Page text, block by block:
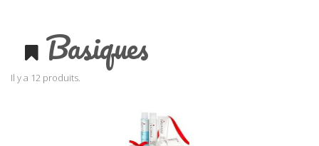
Basiques
Il y a 12 produits.